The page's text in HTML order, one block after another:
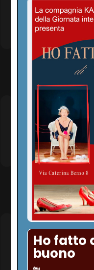
Ho fatto
buono